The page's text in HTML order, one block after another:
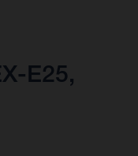
E25,